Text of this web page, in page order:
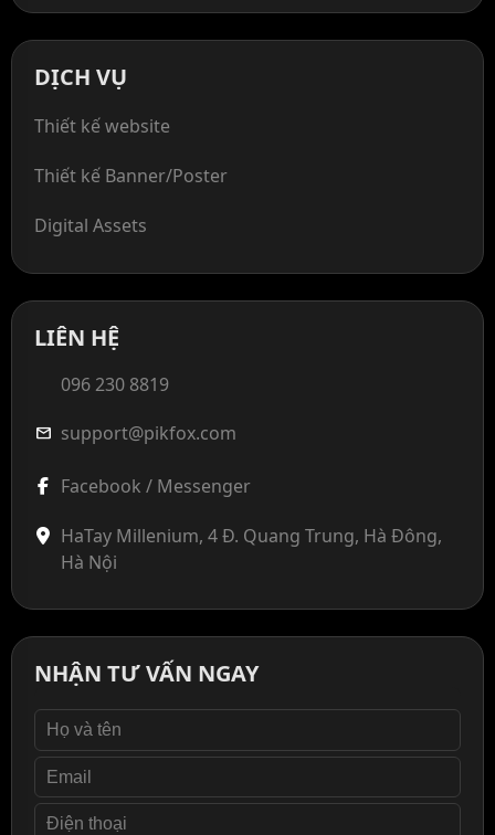
DỊCH VỤ
Thiết kế website
Thiết kế Banner/Poster
Digital Assets
LIÊN HỆ
096 230 8819
mail support@pikfox.com
Facebook / Messenger
HaTay Millenium, 4 Đ. Quang Trung, Hà Đông,
Hà Nội
NHẬN TƯ VẤN NGAY